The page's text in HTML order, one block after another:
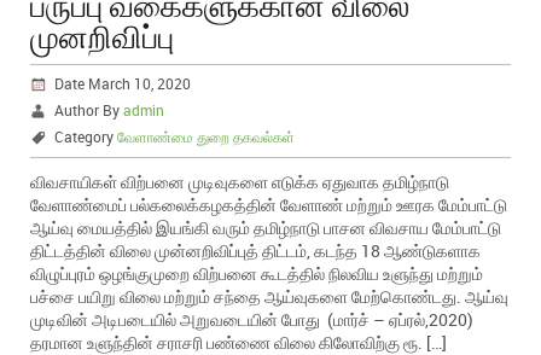
முனறிவிப்பு
Date March 10, 2020
Author Byadmin
Categoryவேளாண்மை துறை தகவல்கள்
விவசாயிகள் விற்பனை முடிவுகளை எடுக்க ஏதுவாக தமிழ்நாடு
வேளாண்மைப் பல்கலைக்கழகத்தின் வேளாண் மற்றும் ஊரக மேம்பாட்டு
ஆய்வு மையத்தில் இயங்கி வரும் தமிழ்நாடு பாசன விவசாய மேம்பாட்டு
திட்டத்தின் விலை முன்னறிவிப்புத் திட்டம், கடந்த 18 ஆண்டுகளாக
விழுப்புரம் ஒழங்குமுறை விற்பனை கூடத்தில் நிலவிய உளுந்து மற்றும்
பச்சை பயிறு விலை மற்றும் சந்தை ஆய்வுகளை மேற்கொண்டது. ஆய்வு
முடிவின் அடிபடையில் அறுவடையின் போது (மார்ச் – ஏப்ரல்,2020)
தரமான உளுந்தின் சராசரி பண்ணை விலை கிலோவிற்கு ரூ. […]